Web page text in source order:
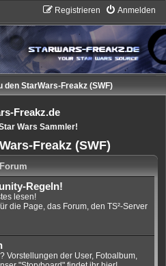
Anmelden
Registrieren
den StarWars-Freakz (SWF)
Freakz.de
Wars Sammler!
Freakz (SWF)
Forum
Regeln!
lesen!
die Page, das Forum, den TS²-Server
Vorstellungen der User, Fotoalbum,